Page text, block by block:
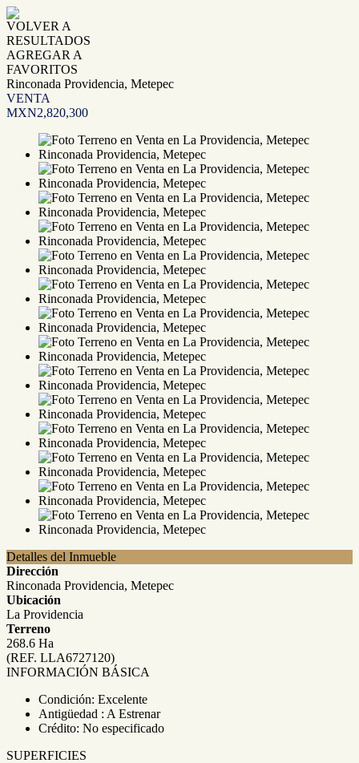
VOLVER A
RESULTADOS
AGREGAR A
FAVORITOS
Rinconada Providencia, Metepec
VENTA
MXN2,820,300
Detalles del Inmueble
Dirección
Rinconada Providencia, Metepec
Ubicación
La Providencia
Terreno
268.6 Ha
(REF. LLA6727120)
INFORMACIÓN BÁSICA
Condición: Excelente
Antigüedad : A Estrenar
Crédito: No especificado
SUPERFICIES